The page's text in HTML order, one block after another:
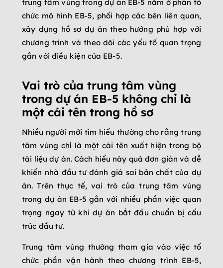
trung tâm vùng trong dự án EB-5 nằm ở phần tổ
chức mô hình EB-5, phối hợp các bên liên quan,
xây dựng hồ sơ dự án theo hướng phù hợp với
chương trình và theo dõi các yếu tố quan trọng
gắn với điều kiện của EB-5.
Vai trò của trung tâm vùng
trong dự án EB-5 không chỉ là
một cái tên trong hồ sơ
Nhiều người mới tìm hiểu thường cho rằng trung
tâm vùng chỉ là một cái tên xuất hiện trong bộ
tài liệu dự án. Cách hiểu này quá đơn giản và dễ
khiến nhà đầu tư đánh giá sai bản chất của dự
án. Trên thực tế, vai trò của trung tâm vùng
trong dự án EB-5 gắn với nhiều phần việc quan
trọng ngay từ khi dự án bắt đầu chuẩn bị cấu
trúc đầu tư.
Trung tâm vùng thường tham gia vào việc tổ
chức phần vận hành theo chương trình EB-5,